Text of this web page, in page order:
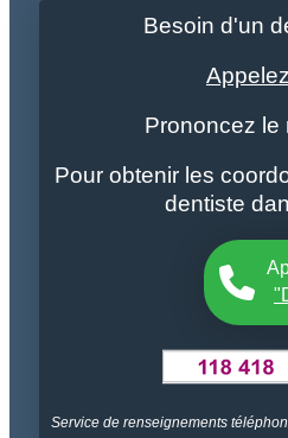
Besoin d'un
Prononcez le
Pour obtenir les
dentiste
Service de renseignements